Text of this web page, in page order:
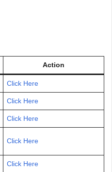
Action
Click Here
Click Here
Click Here
Click Here
Click Here